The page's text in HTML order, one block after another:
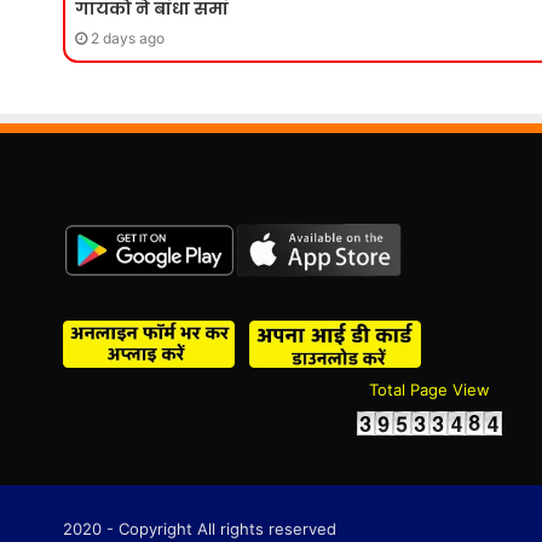
गायको ने बांधा समां
2 days ago
Total Page View
2020 - Copyright All rights reserved